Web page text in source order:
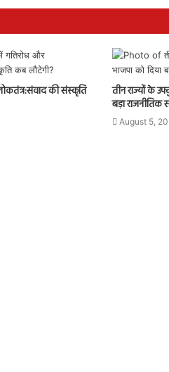
की संस्कृति
तीन राज्यों के
बड़ा
August 5,